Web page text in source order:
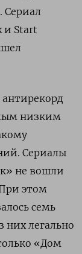
Сериал
и Start
антирекорд
низким
Сериалы
не вошли
этом
семь
них легально
«Дом